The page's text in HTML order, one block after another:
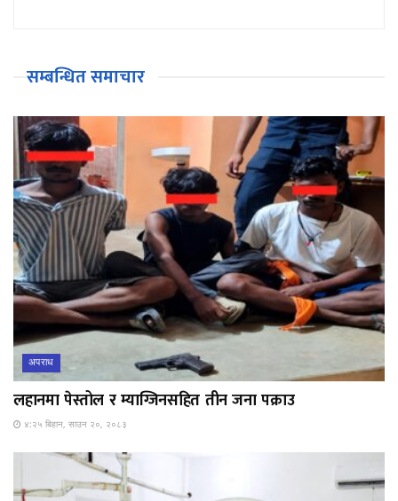
सम्बन्धित समाचार
अपराध
लहानमा पेस्तोल र म्याग्जिनसहित तीन जना पक्राउ
४:२५ बिहान, साउन २०, २०८३